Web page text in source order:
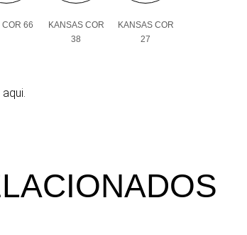
COR 66
KANSAS COR
38
KANSAS COR
27
aqui.